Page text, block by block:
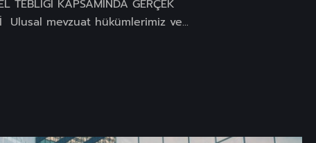
TEBLİĞİ KAPSAMINDA GERÇEK
Ulusal mevzuat hükümlerimiz ve...